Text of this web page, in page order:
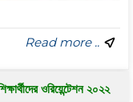
Read more ..
ওরিয়েন্টেশন ২০২২